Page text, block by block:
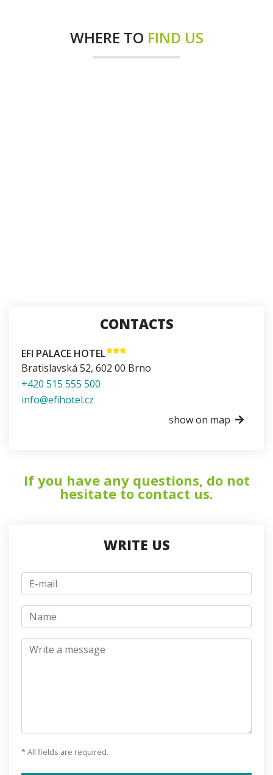
WHERE TO FIND US
CONTACTS
EFI PALACE HOTEL
Bratislavská 52, 602 00 Brno
+420 515 555 500
info@efihotel.cz
show on map
If you have any questions, do not
hesitate to contact us.
WRITE US
E-mail
jmeno
Write a message
* All fields are required.